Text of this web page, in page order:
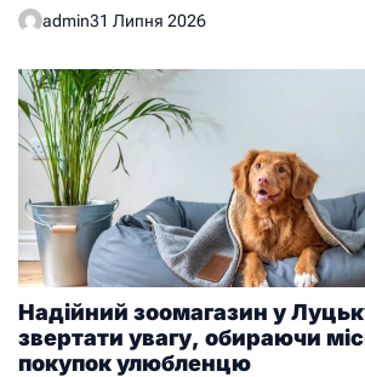
admin31 Липня 2026
Надійний зоомагазин у
звертати увагу, обираючи
покупок улюбленцю